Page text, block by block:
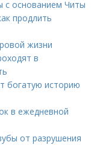
с основанием Читы
продлить
жизни
в
богатую историю
в ежедневной
от разрушения